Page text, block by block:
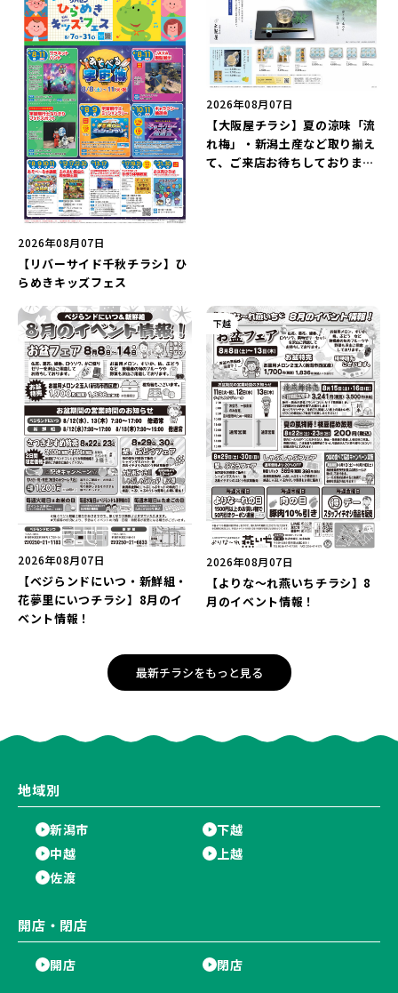
2026年08月07日
【リバーサイド千秋チラシ】ひ
らめきキッズフェス
2026年08月07日
【大阪屋チラシ】夏の涼味「流
れ梅」・新潟土産など取り揃え
て、ご来店お待ちしておりま
2026年08月07日
【ベジらンドにいつ・新鮮組・
花夢里にいつチラシ】8月のイ
ベント情報！
下越
2026年08月07日
【よりな～れ燕いちチラシ】8
月のイベント情報！
最新チラシをもっと見る
地域別
新潟市
下越
中越
上越
佐渡
開店・閉店
開店 閉店